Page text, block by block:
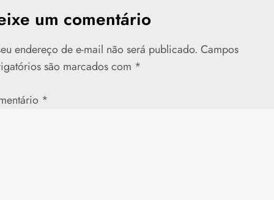
um comentário
endereço de e-mail não será publicado. Campos
são marcados com *
*